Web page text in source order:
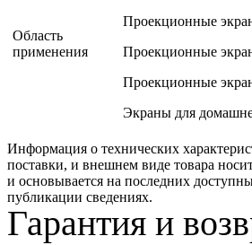
Область
применения
Проекционные
Проекционные
Проекционные
Экраны для
Информация о технических
поставки, и внешнем виде товара
и основывается на последних
публикации сведениях.
Гарантия и